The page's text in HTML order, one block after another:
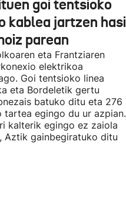
goi tentsioko
kablea jartzen hasi
parean
eta Frantziaren
elektrikoa
Goi tentsioko linea
eta Bordeletik gertu
batuko ditu eta 276
tartea egingo du ur azpian.
kalterik egingo ez zaiola
Aztik gainbegiratuko ditu